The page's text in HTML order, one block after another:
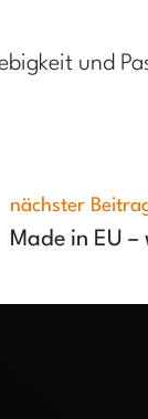
und
nächster
Made in EU